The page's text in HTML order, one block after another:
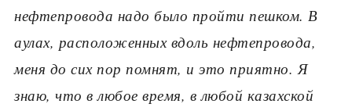
нефтепровода надо было пройти пешком. В
аулах, расположенных вдоль нефтепровода,
меня до сих пор помнят, и это приятно. Я
знаю, что в любое время, в любой казахской